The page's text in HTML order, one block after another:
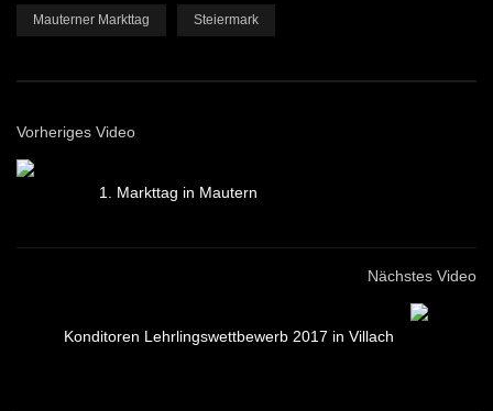
Mauterner Markttag Steiermark
Vorheriges Video
1. Markttag in Mautern
Nächstes Video
Konditoren Lehrlingswettbewerb 2017 in Villach